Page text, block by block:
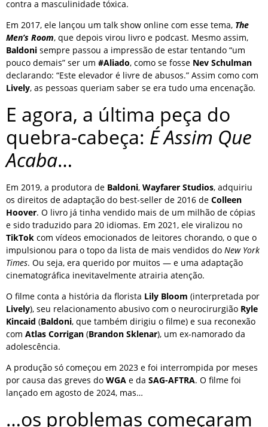
contra a masculinidade tóxica.
Em 2017, ele lançou um talk show online com esse tema, The
Men’s Room, que depois virou livro e podcast. Mesmo assim,
Baldoni sempre passou a impressão de estar tentando “um
pouco demais” ser um #Aliado, como se fosse Nev Schulman
declarando: “Este elevador é livre de abusos.” Assim como com
Lively, as pessoas queriam saber se era tudo uma encenação.
E agora, a última peça do
quebra-cabeça: É Assim Que
Acaba…
Em 2019, a produtora de Baldoni, Wayfarer Studios, adquiriu
os direitos de adaptação do best-seller de 2016 de Colleen
Hoover. O livro já tinha vendido mais de um milhão de cópias
e sido traduzido para 20 idiomas. Em 2021, ele viralizou no
TikTok com vídeos emocionados de leitores chorando, o que o
impulsionou para o topo da lista de mais vendidos do New York
Times. Ou seja, era querido por muitos — e uma adaptação
cinematográfica inevitavelmente atrairia atenção.
O filme conta a história da florista Lily Bloom (interpretada por
Lively), seu relacionamento abusivo com o neurocirurgião Ryle
Kincaid (Baldoni, que também dirigiu o filme) e sua reconexão
com Atlas Corrigan (Brandon Sklenar), um ex-namorado da
adolescência.
A produção só começou em 2023 e foi interrompida por meses
por causa das greves do WGA e da SAG-AFTRA. O filme foi
lançado em agosto de 2024, mas…
…os problemas começaram